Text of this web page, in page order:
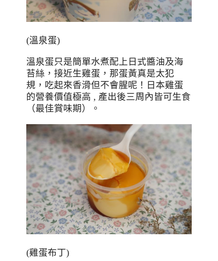
(溫泉蛋)
溫泉蛋只是簡單水煮配上日式醬油及海
苔絲，接近生雞蛋，那蛋黃真是太犯
規，吃起來香滑但不會腥呢！日本雞蛋
的營養價值極高 , 產出後三周內皆可生食
（最佳賞味期）。
(雞蛋布丁)